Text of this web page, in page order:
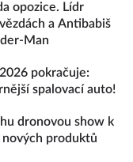
opozice. Lídr
a Antibabiš
Man
pokračuje:
spalovací auto!
dronovou show k
produktů